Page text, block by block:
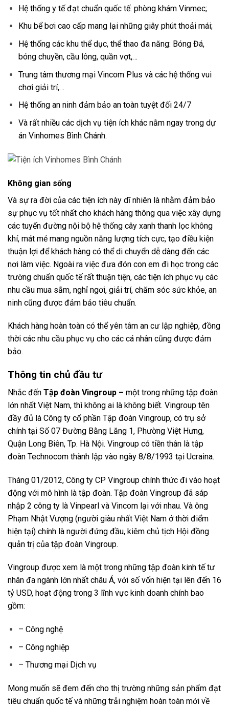
Hệ thống y tế đạt chuẩn quốc tế: phòng khám Vinmec;
Khu bể bơi cao cấp mang lại những giây phút thoải mái;
Hệ thống các khu thể dục, thể thao đa năng: Bóng Đá,
bóng chuyền, cầu lông, quần vợt,…
Trung tâm thương mại Vincom Plus và các hệ thống vui
chơi giải trí,…
Hệ thống an ninh đảm bảo an toàn tuyệt đối 24/7
Và rất nhiều các dịch vụ tiện ích khác nằm ngay trong dự
án Vinhomes Bình Chánh.
Không gian sống
Và sự ra đời của các tiện ích này dĩ nhiên là nhằm đảm bảo
sự phục vụ tốt nhất cho khách hàng thông qua việc xây dựng
các tuyến đường nội bộ hệ thống cây xanh thanh lọc không
khí, mát mẻ mang nguồn năng lượng tích cực, tạo điều kiện
thuận lợi để khách hàng có thể di chuyển dễ dàng đến các
nơi làm việc. Ngoài ra việc đưa đón con em đi học trong các
trường chuẩn quốc tế rất thuận tiện, các tiện ích phục vụ các
nhu cầu mua sắm, nghỉ ngơi, giải trí, chăm sóc sức khỏe, an
ninh cũng được đảm bảo tiêu chuẩn.
Khách hàng hoàn toàn có thể yên tâm an cư lập nghiệp, đồng
thời các nhu cầu phục vụ cho các cá nhân cũng được đảm
bảo.
Thông tin chủ đầu tư
Nhắc đến Tập đoàn Vingroup – một trong những tập đoàn
lớn nhất Việt Nam, thì không ai là không biết. Vingroup tên
đầy đủ là Công ty cổ phần Tập đoàn Vingroup, có trụ sở
chính tại Số 07 Đường Bằng Lăng 1, Phường Việt Hưng,
Quận Long Biên, Tp. Hà Nội. Vingroup có tiền thân là tập
đoàn Technocom thành lập vào ngày 8/8/1993 tại Ucraina.
Tháng 01/2012, Công ty CP Vingroup chính thức đi vào hoạt
động với mô hình là tập đoàn. Tập đoàn Vingroup đã sáp
nhập 2 công ty là Vinpearl và Vincom lại với nhau. Và ông
Phạm Nhật Vượng (người giàu nhất Việt Nam ở thời điểm
hiện tại) chính là người đứng đầu, kiêm chủ tịch Hội đồng
quản trị của tập đoàn Vingroup.
Vingroup được xem là một trong những tập đoàn kinh tế tư
nhân đa ngành lớn nhất châu Á, với số vốn hiện tại lên đến 16
tỷ USD, hoạt động trong 3 lĩnh vực kinh doanh chính bao
gồm:
– Công nghệ
– Công nghiệp
– Thương mại Dịch vụ
Mong muốn sẽ đem đến cho thị trường những sản phẩm đạt
tiêu chuẩn quốc tế và những trải nghiệm hoàn toàn mới về